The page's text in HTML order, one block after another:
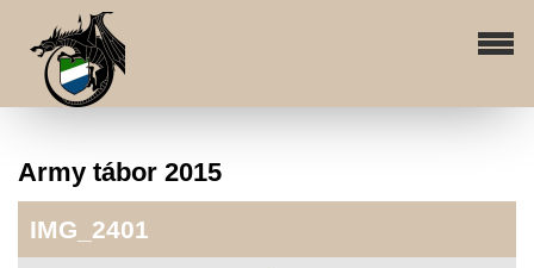
Army tábor 2015
IMG_2401